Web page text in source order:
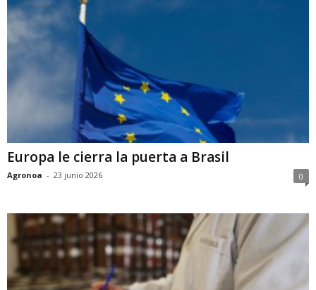
Europa le cierra la puerta a Brasil
Agronoa - 23 junio 2026 0